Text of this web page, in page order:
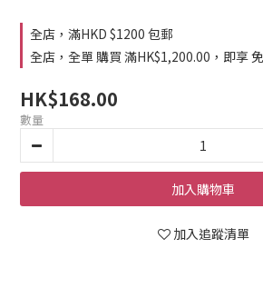
全店，滿HKD $1200 包郵
全店，全單 購買 滿HK$1,200.00，即享
HK$168.00
數量
加入購物車
加入追蹤清單